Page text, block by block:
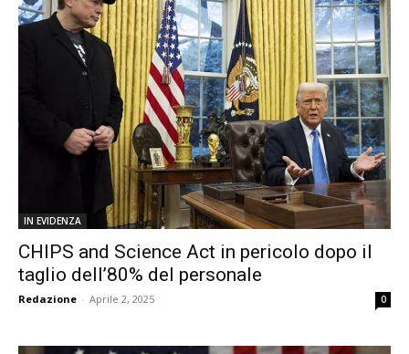
IN EVIDENZA
CHIPS and Science Act in pericolo dopo il
taglio dell’80% del personale
Redazione - Aprile 2, 2025 0